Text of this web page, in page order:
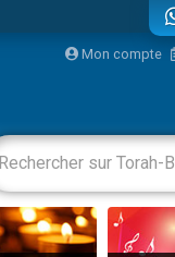
Mon compte
Livres